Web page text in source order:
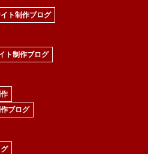
ト制作ブログ
ト制作ブログ
ブログ